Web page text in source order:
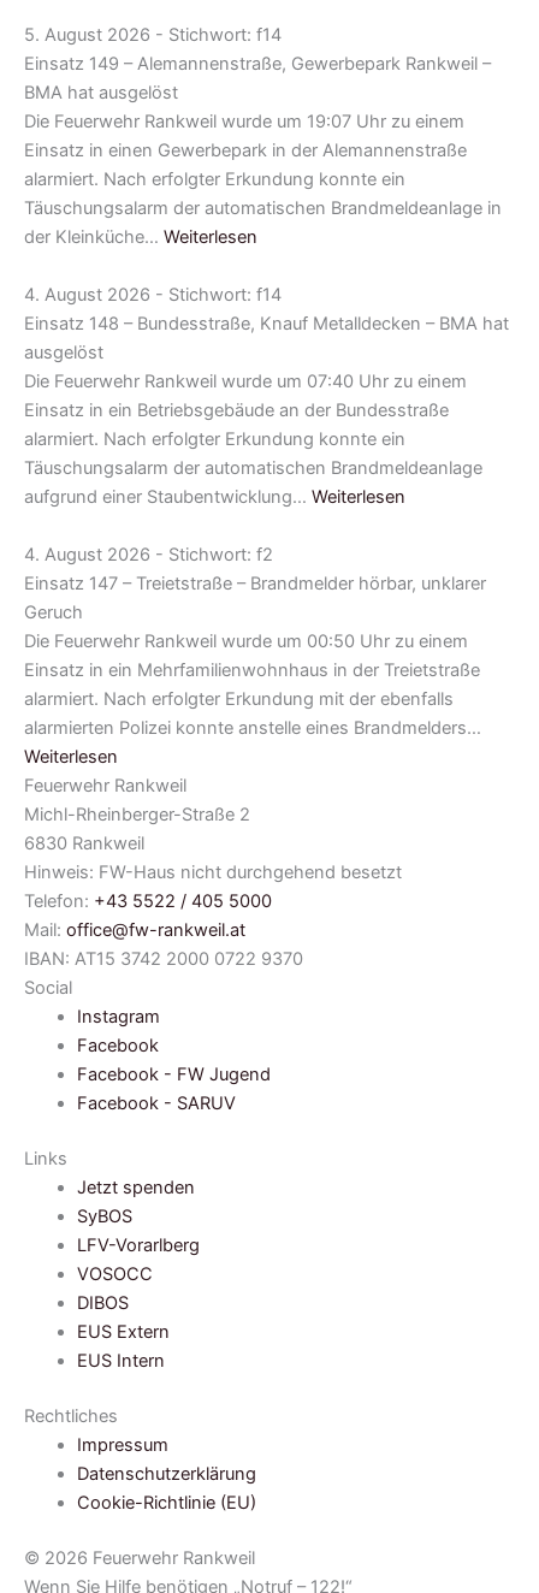
5. August 2026 - Stichwort: f14
Einsatz 149 – Alemannenstraße, Gewerbepark Rankweil –
BMA hat ausgelöst
Die Feuerwehr Rankweil wurde um 19:07 Uhr zu einem
Einsatz in einen Gewerbepark in der Alemannenstraße
alarmiert. Nach erfolgter Erkundung konnte ein
Täuschungsalarm der automatischen Brandmeldeanlage in
der Kleinküche… Weiterlesen
4. August 2026 - Stichwort: f14
Einsatz 148 – Bundesstraße, Knauf Metalldecken – BMA hat
ausgelöst
Die Feuerwehr Rankweil wurde um 07:40 Uhr zu einem
Einsatz in ein Betriebsgebäude an der Bundesstraße
alarmiert. Nach erfolgter Erkundung konnte ein
Täuschungsalarm der automatischen Brandmeldeanlage
aufgrund einer Staubentwicklung… Weiterlesen
4. August 2026 - Stichwort: f2
Einsatz 147 – Treietstraße – Brandmelder hörbar, unklarer
Geruch
Die Feuerwehr Rankweil wurde um 00:50 Uhr zu einem
Einsatz in ein Mehrfamilienwohnhaus in der Treietstraße
alarmiert. Nach erfolgter Erkundung mit der ebenfalls
alarmierten Polizei konnte anstelle eines Brandmelders…
Weiterlesen
Feuerwehr Rankweil
Michl-Rheinberger-Straße 2
6830 Rankweil
Hinweis: FW-Haus nicht durchgehend besetzt
Telefon: +43 5522 / 405 5000
Mail: office@fw-rankweil.at
IBAN: AT15 3742 2000 0722 9370
Social
Instagram
Facebook
Facebook - FW Jugend
Facebook - SARUV
Links
Jetzt spenden
SyBOS
LFV-Vorarlberg
VOSOCC
DIBOS
EUS Extern
EUS Intern
Rechtliches
Impressum
Datenschutzerklärung
Cookie-Richtlinie (EU)
© 2026 Feuerwehr Rankweil
Wenn Sie Hilfe benötigen „Notruf – 122!“